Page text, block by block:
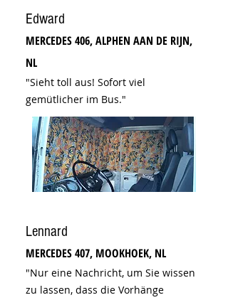
Edward
MERCEDES 406, ALPHEN AAN DE RIJN,
NL
"Sieht toll aus! Sofort viel
gemütlicher im Bus."
Lennard
MERCEDES 407, MOOKHOEK, NL
"Nur eine Nachricht, um Sie wissen
zu lassen, dass die Vorhänge